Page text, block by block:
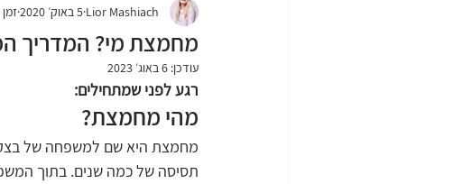
עוגות שמרים עוגות בחושות
ללא גלוטן ללא מיקסר
טיפים וציוד למטבח חגי תשרי
מחמצת מי? המדריך
Lior Mashiach 5 באוק׳ 2020 זמן
עודכן: 6 באוג׳ 2023
רגע לפני שמתחילים:
מהי מחמצת?
מחמצת היא שם למשפחה של